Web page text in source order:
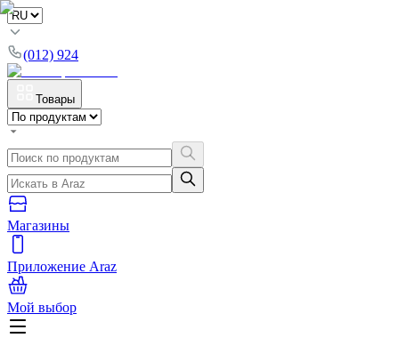
(012) 924
Товары
Магазины
Приложение Araz
Мой выбор